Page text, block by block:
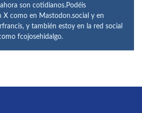
son cotidianos.Podéis
como en Mastodon.social y en
y también estoy en la red social
fcojosehidalgo.